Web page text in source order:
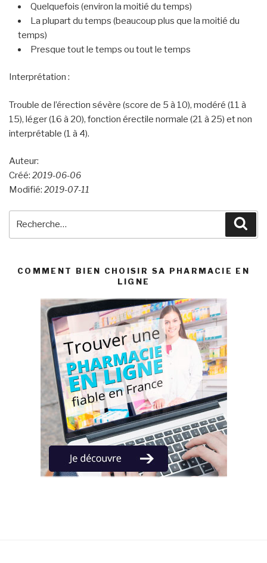
Quelquefois (environ la moitié du temps)
La plupart du temps (beaucoup plus que la moitié du
temps)
Presque tout le temps ou tout le temps
Interprétation :
Trouble de l’érection sévère (score de 5 à 10), modéré (11 à
15), léger (16 à 20), fonction érectile normale (21 à 25) et non
interprétable (1 à 4).
Auteur:
Créé: 2019-06-06
Modifié: 2019-07-11
COMMENT BIEN CHOISIR SA PHARMACIE EN
LIGNE